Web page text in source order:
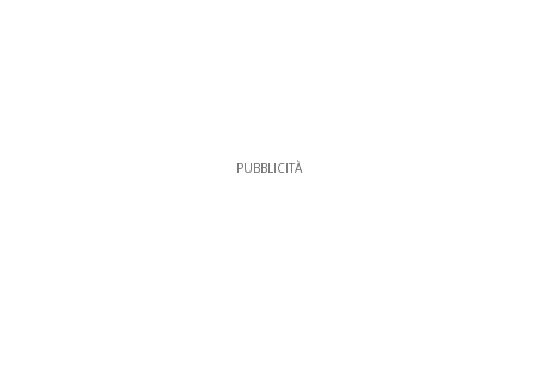
PUBBLICITÀ